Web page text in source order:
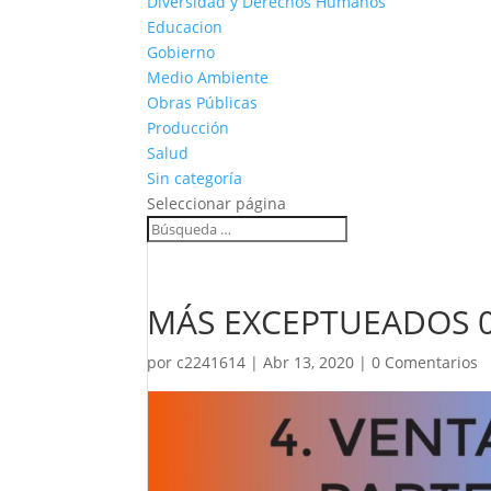
Educacion
Gobierno
Medio Ambiente
Obras Públicas
Producción
Salud
Sin categoría
Seleccionar página
MÁS EXCEPTUEADOS
porc2241614 |Abr 13, 2020 |0 Comentarios